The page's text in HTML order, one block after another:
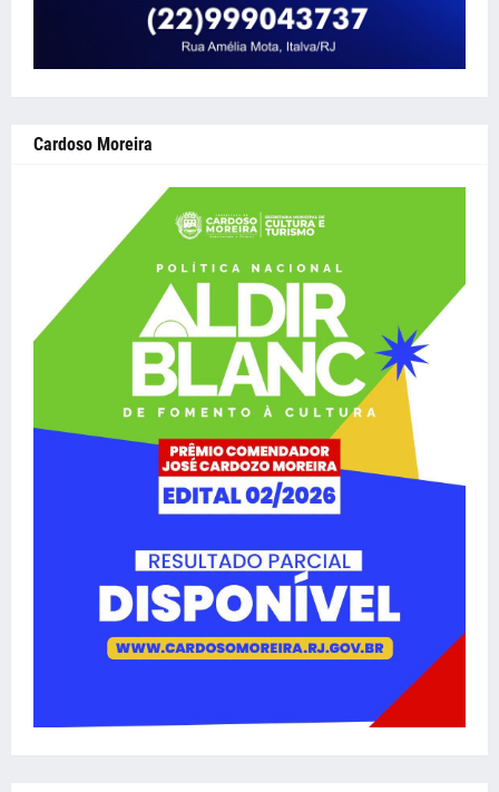
Cardoso Moreira